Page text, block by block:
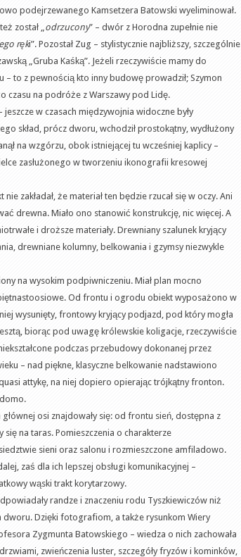
podejrzewanego Kamsetzera Batowski wyeliminował.
został „odrzucony” – dwór z Horodna zupełnie nie
ręki”. Pozostał Zug – stylistycznie najbliższy, szczególnie
„Gruba Kaśką”. Jeżeli rzeczywiście mamy do
– to z pewnością kto inny budowę prowadził; Szymon
czasu na podróże z Warszawy pod Lidę.
w czasach międzywojnia widoczne były
skład, prócz dworu, wchodził prostokątny, wydłużony
na wzgórzu, obok istniejącej tu wcześniej kaplicy –
zasłużonego w tworzeniu ikonografii kresowej
zakładał, że materiał ten będzie rzucał się w oczy. Ani
drewna. Miało ono stanowić konstrukcję, nic więcej. A
i droższe materiały. Drewniany szalunek kryjący
drewniane kolumny, belkowania i gzymsy niezwykle
na wysokim podpiwniczeniu. Miał plan mocno
Od frontu i ogrodu obiekt wyposażono w
wysunięty, frontowy kryjący podjazd, pod który mogła
biorąc pod uwagę królewskie koligacje, rzeczywiście
podczas przebudowy dokonanej przez
– nad piękne, klasyczne belkowanie nadstawiono
attykę, na niej dopiero opierając trójkątny fronton.
osi znajdowały się: od frontu sień, dostępna z
na taras. Pomieszczenia o charakterze
sieni oraz salonu i rozmieszczone amfiladowo.
zaś dla ich lepszej obsługi komunikacyjnej –
wąski trakt korytarzowy.
randze i znaczeniu rodu Tyszkiewiczów niż
dworu. Dzięki fotografiom, a także rysunkom Wiery
Zygmunta Batowskiego – wiedza o nich zachowała
zwieńczenia luster, szczegóły fryzów i kominków,